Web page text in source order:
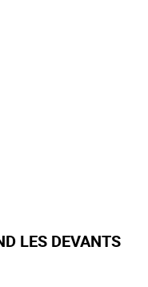
LES DEVANTS